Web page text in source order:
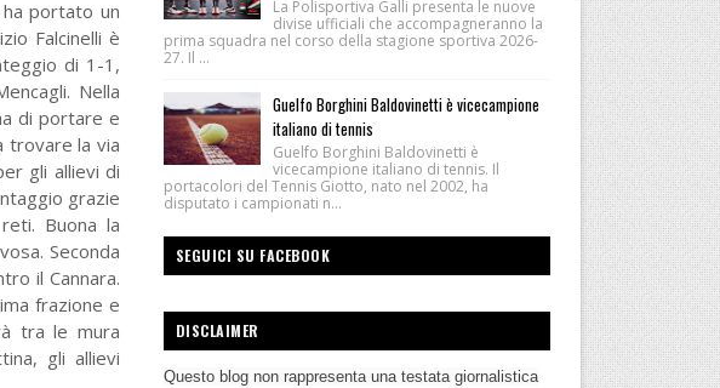
portato un
Falcinelli è
di 1-1,
Nella
di portare e
trovare la via
gli allievi di
grazie
Buona la
Seconda
il Cannara.
frazione e
tra le mura
gli allievi
La Polisportiva Galli presenta le nuove
divise ufficiali che accompagneranno la
prima squadra nel corso della stagione sportiva 2026-
27. Il ...
Guelfo Borghini Baldovinetti è vicecampione
italiano di tennis
Guelfo Borghini Baldovinetti è
vicecampione italiano di tennis. Il
portacolori del Tennis Giotto, nato nel 2002, ha
disputato i campionati n...
SEGUICI SU FACEBOOK
DISCLAIMER
Questo blog non rappresenta una testata giornalistica